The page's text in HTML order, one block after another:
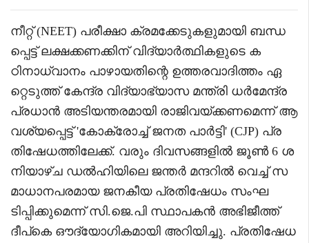
നീറ്റ് (NEET) പരീക്ഷാ ക്രമക്കേടുകളുമായി ബന്ധ
പ്പെട്ട് ലക്ഷക്കണക്കിന് വിദ്യാർത്ഥികളുടെ ക
ഠിനാധ്വാനം പാഴായതിന്റെ ഉത്തരവാദിത്തം ഏ
റ്റെടുത്ത് കേന്ദ്ര വിദ്യാഭ്യാസ മന്ത്രി ധർമേന്ദ്ര
പ്രധാൻ അടിയന്തരമായി രാജിവയ്ക്കണമെന്ന് ആ
വശ്യപ്പെട്ട് 'കോക്രോച്ച് ജനത പാർട്ടി' (CJP) പ്ര
തിഷേധത്തിലേക്ക്. വരും ദിവസങ്ങളിൽ ജൂൺ 6 ശ
നിയാഴ്ച ഡൽഹിയിലെ ജന്തർ മന്ദറിൽ വെച്ച് സ
മാധാനപരമായ ജനകീയ പ്രതിഷേധം സംഘ
ടിപ്പിക്കുമെന്ന് സി.ജെ.പി സ്ഥാപകൻ അഭിജീത്ത്
ദീപ്കെ ഔദ്യോഗികമായി അറിയിച്ചു. പ്രതിഷേധ